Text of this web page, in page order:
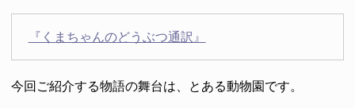
『くまちゃんのどうぶつ通訳』
今回ご紹介する物語の舞台は、とある動物園です。